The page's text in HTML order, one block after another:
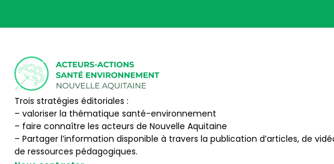
Trois stratégies éditoriales :
– valoriser la thématique santé-environnement
– faire connaître les acteurs de Nouvelle Aquitaine
– Partager l’information disponible à travers la publication d’articles, de
de ressources pédagogiques.